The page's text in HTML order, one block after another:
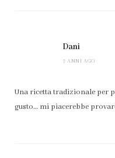
Dani
7 ANNI AGO
Una ricetta tradizionale per
gusto… mi piacerebbe